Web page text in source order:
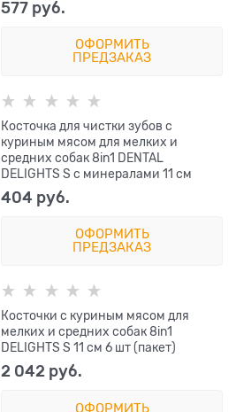
577 руб.
ОФОРМИТЬ
ПРЕДЗАКАЗ
Косточка для чистки зубов с
куриным мясом для мелких и
средних собак 8in1 DENTAL
DELIGHTS S с минералами 11 см
404 руб.
ОФОРМИТЬ
ПРЕДЗАКАЗ
Косточки с куриным мясом для
мелких и средних собак 8in1
DELIGHTS S 11 см 6 шт (пакет)
2 042 руб.
ОФОРМИТЬ